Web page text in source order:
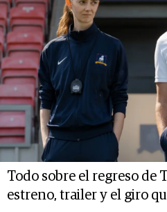
Todo sobre el regreso de
estreno, trailer y el giro